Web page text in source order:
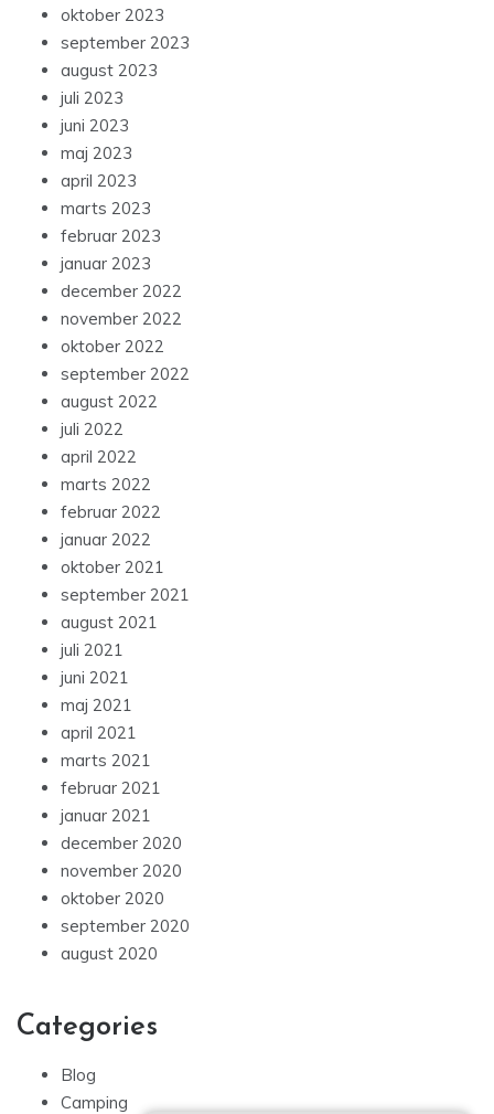
oktober 2023
september 2023
august 2023
juli 2023
juni 2023
maj 2023
april 2023
marts 2023
februar 2023
januar 2023
december 2022
november 2022
oktober 2022
september 2022
august 2022
juli 2022
april 2022
marts 2022
februar 2022
januar 2022
oktober 2021
september 2021
august 2021
juli 2021
juni 2021
maj 2021
april 2021
marts 2021
februar 2021
januar 2021
december 2020
november 2020
oktober 2020
september 2020
august 2020
Categories
Blog
Camping